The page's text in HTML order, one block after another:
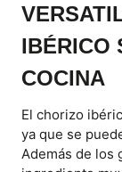
IBÉRICO
COCINA
El chorizo
ya que se
Además de los